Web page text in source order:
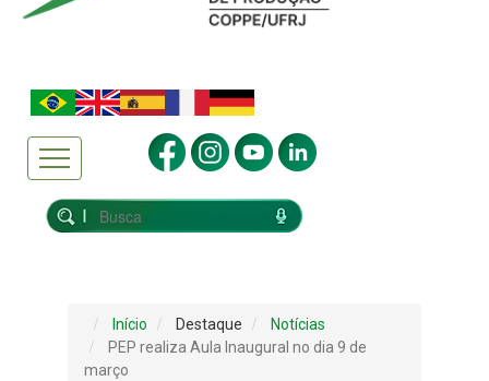
Início Destaque
Notícias
PEP realiza Aula Inaugural no dia 9 de
março